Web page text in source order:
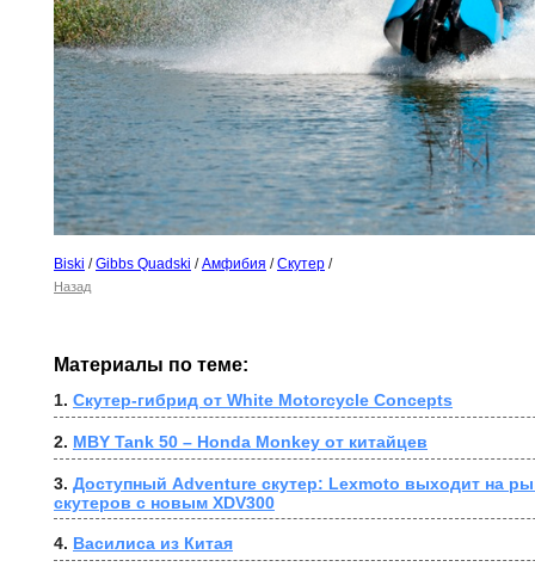
Biski /Gibbs Quadski /Амфибия /Скутер /
Назад
Материалы по теме:
1. Скутер-гибрид от White Motorcycle Concepts
2. MBY Tank 50 – Honda Monkey от китайцев
3. Доступный Adventure скутер: Lexmoto выходит на
скутеров с новым XDV300
4. Василиса из Китая